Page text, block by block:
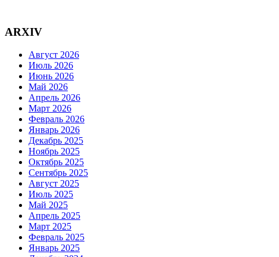
ARXIV
Август 2026
Июль 2026
Июнь 2026
Май 2026
Апрель 2026
Март 2026
Февраль 2026
Январь 2026
Декабрь 2025
Ноябрь 2025
Октябрь 2025
Сентябрь 2025
Август 2025
Июль 2025
Май 2025
Апрель 2025
Март 2025
Февраль 2025
Январь 2025